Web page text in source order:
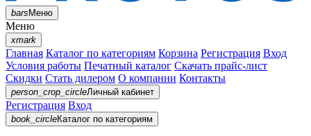
barsМеню
Меню
xmark
Главная Каталог по категориям Корзина Регистрация Вход
Условия работы Печатный каталог Скачать прайс-лист
Скидки Стать дилером О компании Контакты
person_crop_circleЛичный кабинет
Регистрация Вход
book_circleКаталог по категориям